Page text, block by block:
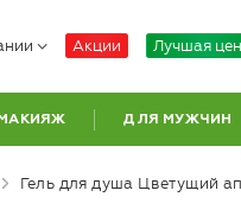
Акции Лучшая
МАКИЯЖ ДЛЯ МУЖЧИН
Гель для душа Цветущий